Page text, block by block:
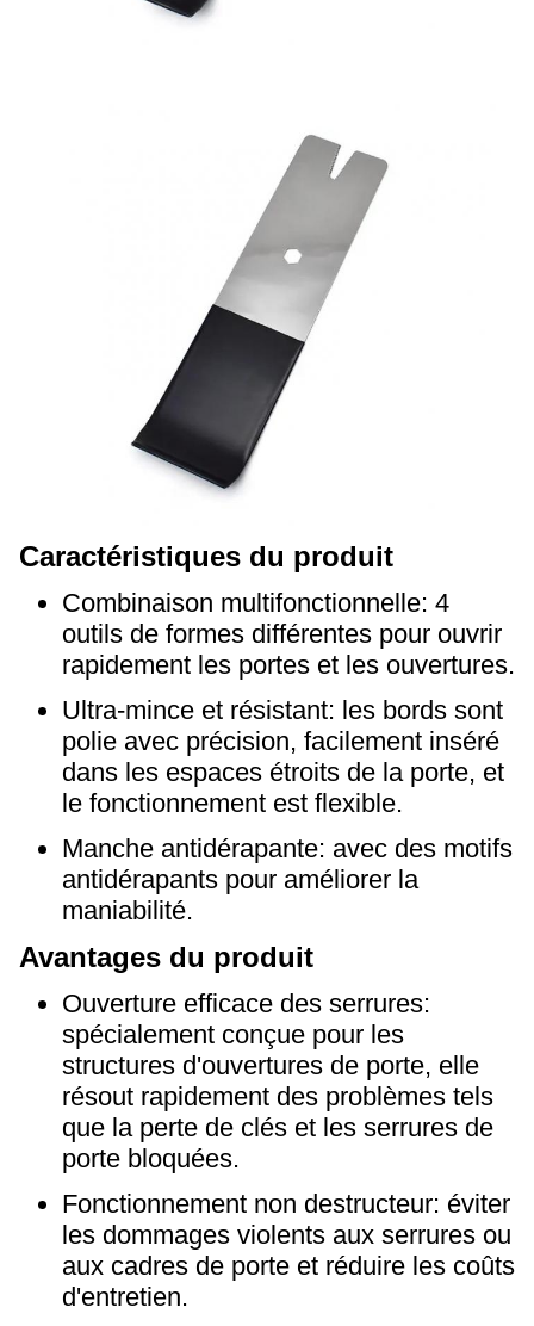
Caractéristiques du produit
Combinaison multifonctionnelle: 4
outils de formes différentes pour ouvrir
rapidement les portes et les ouvertures.
Ultra-mince et résistant: les bords sont
polie avec précision, facilement inséré
dans les espaces étroits de la porte, et
le fonctionnement est flexible.
Manche antidérapante: avec des motifs
antidérapants pour améliorer la
maniabilité.
Avantages du produit
Ouverture efficace des serrures:
spécialement conçue pour les
structures d'ouvertures de porte, elle
résout rapidement des problèmes tels
que la perte de clés et les serrures de
porte bloquées.
Fonctionnement non destructeur: éviter
les dommages violents aux serrures ou
aux cadres de porte et réduire les coûts
d'entretien.